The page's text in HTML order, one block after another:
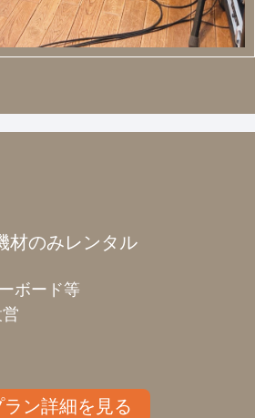
材のみレンタル
ボード等
ラン詳細を見る